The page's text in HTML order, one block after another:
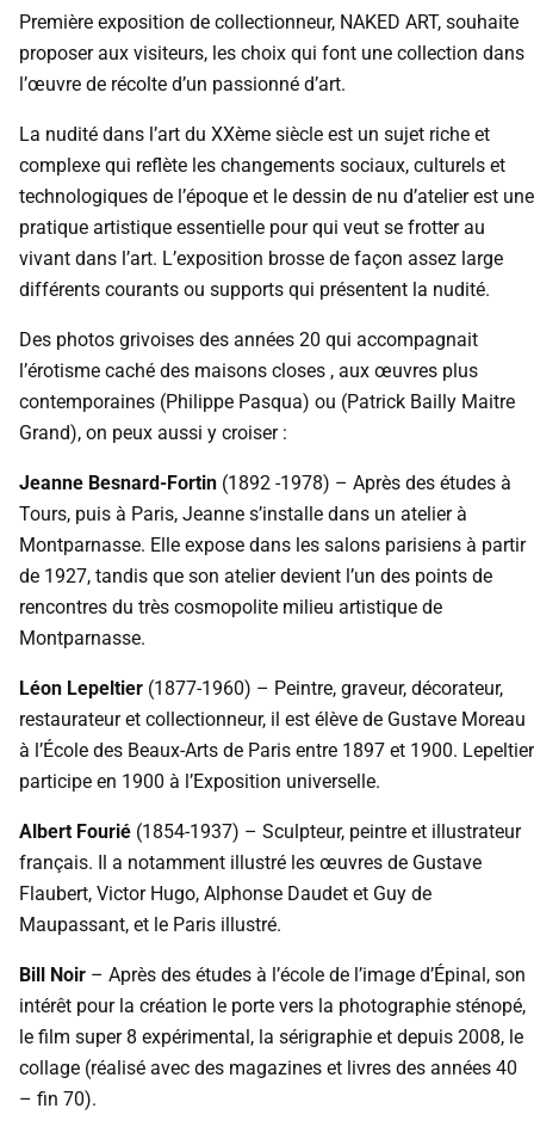
Première exposition de collectionneur, NAKED ART, souhaite
proposer aux visiteurs, les choix qui font une collection dans
l’œuvre de récolte d’un passionné d’art.
La nudité dans l’art du XXème siècle est un sujet riche et
complexe qui reflète les changements sociaux, culturels et
technologiques de l’époque et le dessin de nu d’atelier est une
pratique artistique essentielle pour qui veut se frotter au
vivant dans l’art. L’exposition brosse de façon assez large
différents courants ou supports qui présentent la nudité.
Des photos grivoises des années 20 qui accompagnait
l’érotisme caché des maisons closes , aux œuvres plus
contemporaines (Philippe Pasqua) ou (Patrick Bailly Maitre
Grand), on peux aussi y croiser :
Jeanne Besnard-Fortin (1892 -1978) – Après des études à
Tours, puis à Paris, Jeanne s’installe dans un atelier à
Montparnasse. Elle expose dans les salons parisiens à partir
de 1927, tandis que son atelier devient l’un des points de
rencontres du très cosmopolite milieu artistique de
Montparnasse.
Léon Lepeltier (1877-1960) – Peintre, graveur, décorateur,
restaurateur et collectionneur, il est élève de Gustave Moreau
à l’École des Beaux-Arts de Paris entre 1897 et 1900. Lepeltier
participe en 1900 à l’Exposition universelle.
Albert Fourié (1854-1937) – Sculpteur, peintre et illustrateur
français. Il a notamment illustré les œuvres de Gustave
Flaubert, Victor Hugo, Alphonse Daudet et Guy de
Maupassant, et le Paris illustré.
Bill Noir – Après des études à l’école de l’image d’Épinal, son
intérêt pour la création le porte vers la photographie sténopé,
le film super 8 expérimental, la sérigraphie et depuis 2008, le
collage (réalisé avec des magazines et livres des années 40
– fin 70).